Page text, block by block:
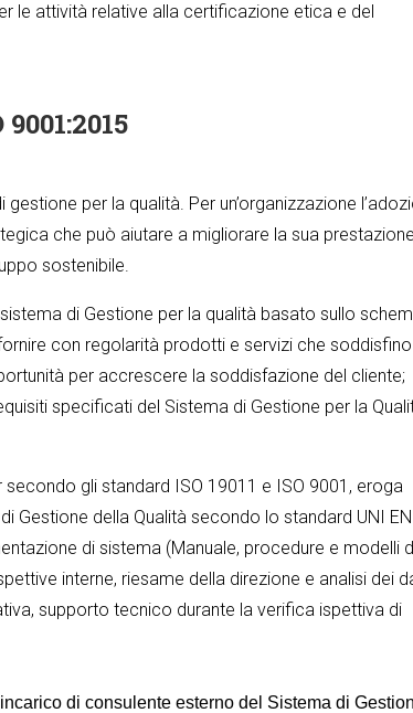
le attività relative alla certificazione etica e del
per la qualità. Per un’organizzazione
che può aiutare a migliorare la sua prestazione
sostenibile.
di Gestione per la qualità basato sullo
con regolarità prodotti e servizi che
per accrescere la soddisfazione del cliente;
specificati del Sistema di Gestione per la
gli standard ISO 19011 e ISO 9001, eroga
Gestione della Qualità secondo lo standard UNI EN
di sistema (Manuale, procedure e modelli
interne, riesame della direzione e analisi dei
supporto tecnico durante la verifica ispettiva di
di consulente esterno del Sistema di